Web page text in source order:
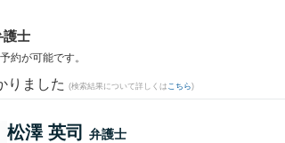
護士
約が可能です。
りました (検索結果について詳しくは こちら)
松澤 英司 弁護士